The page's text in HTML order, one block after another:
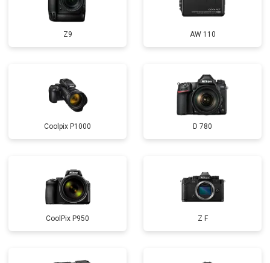
Z9 AW 110
Coolpix P1000 D 780
CoolPix P950 Z F